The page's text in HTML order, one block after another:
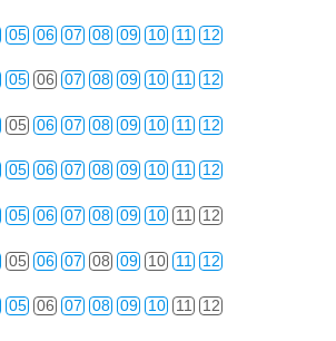
05 06 07 08 09 10 11 12
05 06 07 08 09 10 11 12
05 06 07 08 09 10 11 12
05 06 07 08 09 10 11 12
05 06 07 08 09 10 11 12
05 06 07 08 09 10 11 12
05 06 07 08 09 10 11 12